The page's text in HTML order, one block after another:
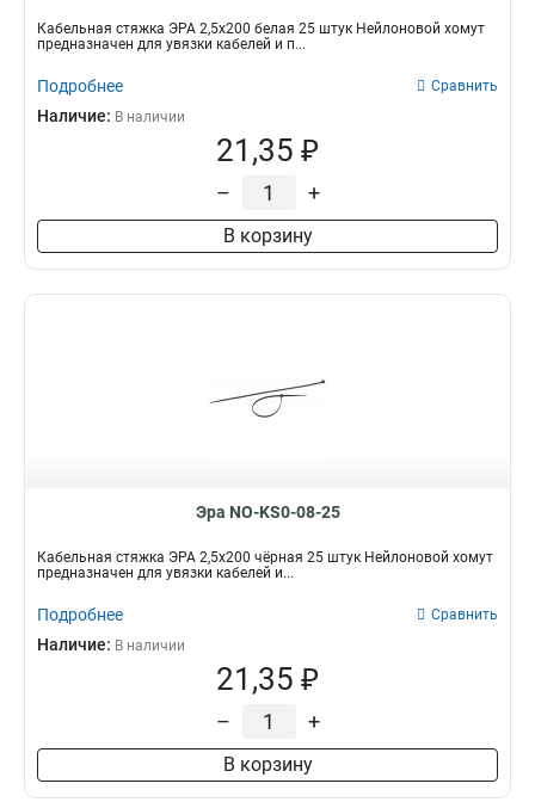
Кабельная стяжка ЭРА 2,5х200 белая 25 штук Нейлоновой хомут
предназначен для увязки кабелей и п...
Подробнее Сравнить
Наличие: В наличии
21,35 ₽
– +
В корзину
Эра NO-KS0-08-25
Кабельная стяжка ЭРА 2,5х200 чёрная 25 штук Нейлоновой хомут
предназначен для увязки кабелей и...
Подробнее Сравнить
Наличие: В наличии
21,35 ₽
– +
В корзину